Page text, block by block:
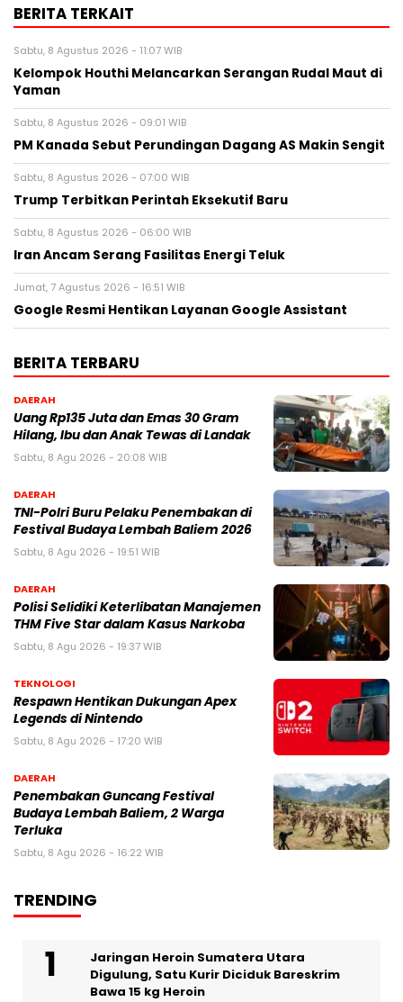
BERITA TERKAIT
Sabtu, 8 Agustus 2026 - 11:07 WIB
Kelompok Houthi Melancarkan Serangan Rudal Maut di
Yaman
Sabtu, 8 Agustus 2026 - 09:01 WIB
PM Kanada Sebut Perundingan Dagang AS Makin Sengit
Sabtu, 8 Agustus 2026 - 07:00 WIB
Trump Terbitkan Perintah Eksekutif Baru
Sabtu, 8 Agustus 2026 - 06:00 WIB
Iran Ancam Serang Fasilitas Energi Teluk
Jumat, 7 Agustus 2026 - 16:51 WIB
Google Resmi Hentikan Layanan Google Assistant
BERITA TERBARU
DAERAH
Uang Rp135 Juta dan Emas 30 Gram
Hilang, Ibu dan Anak Tewas di Landak
Sabtu, 8 Agu 2026 - 20:08 WIB
DAERAH
TNI-Polri Buru Pelaku Penembakan di
Festival Budaya Lembah Baliem 2026
Sabtu, 8 Agu 2026 - 19:51 WIB
DAERAH
Polisi Selidiki Keterlibatan Manajemen
THM Five Star dalam Kasus Narkoba
Sabtu, 8 Agu 2026 - 19:37 WIB
TEKNOLOGI
Respawn Hentikan Dukungan Apex
Legends di Nintendo
Sabtu, 8 Agu 2026 - 17:20 WIB
DAERAH
Penembakan Guncang Festival
Budaya Lembah Baliem, 2 Warga
Terluka
Sabtu, 8 Agu 2026 - 16:22 WIB
TRENDING
Jaringan Heroin Sumatera Utara
Digulung, Satu Kurir Diciduk Bareskrim
Bawa 15 kg Heroin